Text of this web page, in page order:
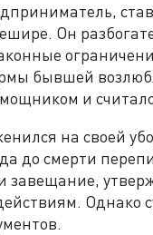
Он
бывшей
и
на своей
до смерти
завещание,
Однако